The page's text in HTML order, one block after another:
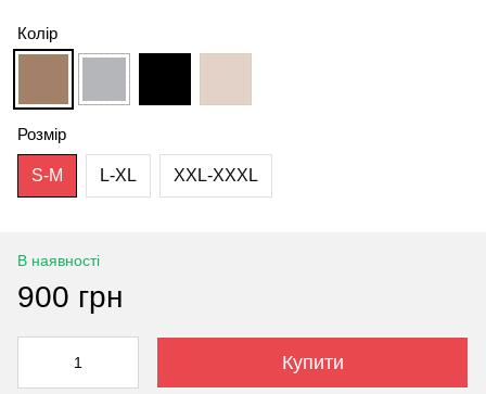
Колір
Розмір
S-M L-XL XXL-XXXL
В наявності
900 грн
Купити